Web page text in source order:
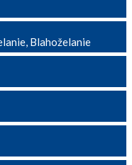
Blahoželanie